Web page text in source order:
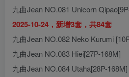
九曲Jean NO.081 Unicorn
2025-10-24，新增3套，共84套
九曲Jean NO.082 Neko Kurumi
九曲Jean NO.083 Hiei[27P-168M]
九曲Jean NO.084 Utaha[28P-168M]